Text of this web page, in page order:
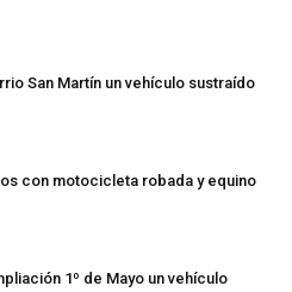
San Martín un vehículo sustraído
con motocicleta robada y equino
1º de Mayo un vehículo